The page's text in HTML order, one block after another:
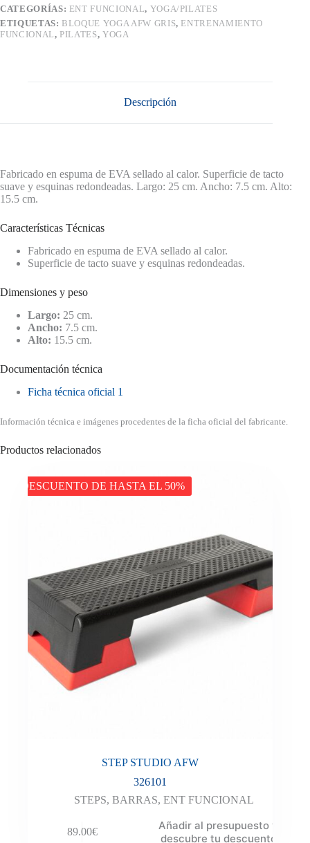
CATEGORÍAS: ENT FUNCIONAL, YOGA/PILATES
ETIQUETAS: BLOQUE YOGA AFW GRIS, ENTRENAMIENTO
FUNCIONAL, PILATES,YOGA
Descripción
Fabricado en espuma de EVA sellado al calor. Superficie de tacto
suave y esquinas redondeadas. Largo: 25 cm. Ancho: 7.5 cm. Alto:
15.5 cm.
Características Técnicas
Fabricado en espuma de EVA sellado al calor.
Superficie de tacto suave y esquinas redondeadas.
Dimensiones y peso
Largo: 25 cm.
Ancho: 7.5 cm.
Alto: 15.5 cm.
Documentación técnica
Ficha técnica oficial 1
Información técnica e imágenes procedentes de la ficha oficial del fabricante.
Productos relacionados
DESCUENTO DE HASTA EL 50%
STEP STUDIO AFW
326101
STEPS,BARRAS,ENT FUNCIONAL
89.00€
Añadir al presupuesto y
descubre tu descuento